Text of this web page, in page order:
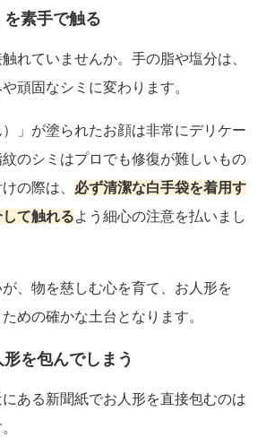
素手で触る
れていませんか。手の脂や塩分は、
頑固なシミに変わります。
」が塗られたお顔は非常にデリケー
紋のシミはプロでも修復が難しいもの
の際は、 必ず清潔な白手袋を着用す
て触れるよう細心の注意を払いまし
、物を慈しむ心を育て、お人形を
めの確かな土台となります。
を包んでしまう
ある新聞紙でお人形を直接包むのは